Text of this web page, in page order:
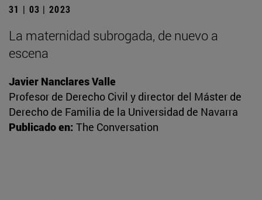
31 | 03 | 2023
La maternidad subrogada, de nuevo a
escena
Javier Nanclares Valle
Profesor de Derecho Civil y director del Máster de
Derecho de Familia de la Universidad de Navarra
Publicado en: The Conversation